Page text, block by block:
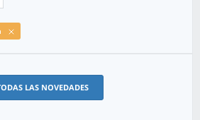
LAS NOVEDADES